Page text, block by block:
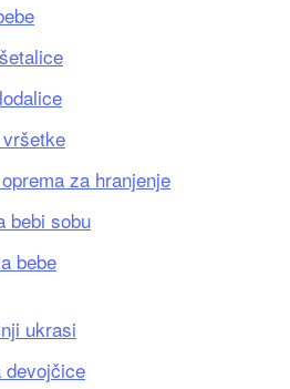
za hranjenje
bebi sobu
bebe
ukrasi
devojčice